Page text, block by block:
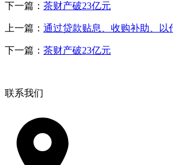
下一篇： 茶财产破23亿元
上一篇： 通过贷款贴息、收购补助、以
下一篇： 茶财产破23亿元
联系我们